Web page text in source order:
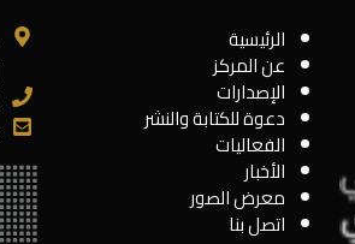
الرئيسية
عن المركز
الإصدارات
دعوة للكتابة والنشر
الفعاليات
الأخبار
معرض الصور
اتصل بنا